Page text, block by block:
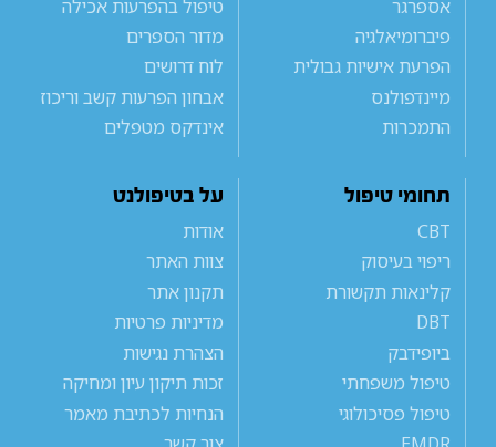
אספרגר
פיברומיאלגיה
הפרעת אישיות גבולית
מיינדפולנס
התמכרות
טיפול בהפרעות אכילה
מדור הספרים
לוח דרושים
אבחון הפרעות קשב וריכוז
אינדקס מטפלים
תחומי טיפול
CBT
ריפוי בעיסוק
קלינאות תקשורת
DBT
ביופידבק
טיפול משפחתי
טיפול פסיכולוגי
על בטיפולנט
אודות
צוות האתר
תקנון אתר
מדיניות פרטיות
הצהרת נגישות
זכות תיקון עיון ומחיקה
הנחיות לכתיבת מאמר